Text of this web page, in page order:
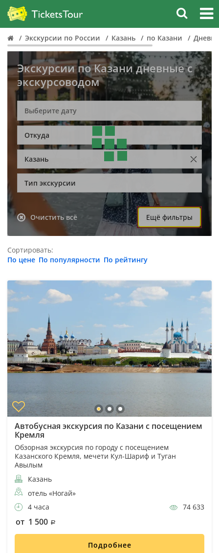
Экскурсии по России Казань по Казани
Экскурсии по Казани дневные с
экскурсоводом
Откуда
Казань
Тип экскурсии
Очистить всё Ещё фильтры
Сортировать:
По цене По популярности По рейтингу
Автобусная экскурсия по Казани с посещением
Кремля
Обзорная экскурсия по городу с посещением
Казанского Кремля, мечети Кул-Шариф и Туган
Авылым
Казань
отель «Ногай»
4 часа
74 633
от 1 500
Подробнее